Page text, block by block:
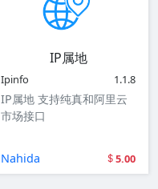
IP属地
Ipinfo 1.1.8
IP属地 支持纯真和阿里云
市场接口
Nahida 5.00